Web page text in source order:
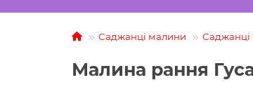
Саджанці малини Саджанці
Малина рання